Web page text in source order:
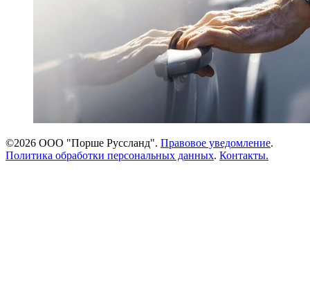
©2026 ООО "Порше Руссланд". Правовое уведомление.
Политика обработки персональных данных. Контакты.